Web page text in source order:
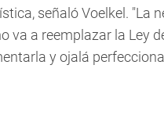
señaló Voelkel. "La
va a reemplazar la Ley
y ojalá